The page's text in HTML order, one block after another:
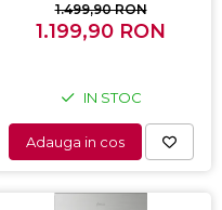
Termostat Reglabil, H 147
cm, Negru
1.499,90 RON
1.199,90 RON
IN STOC
Adauga in cos